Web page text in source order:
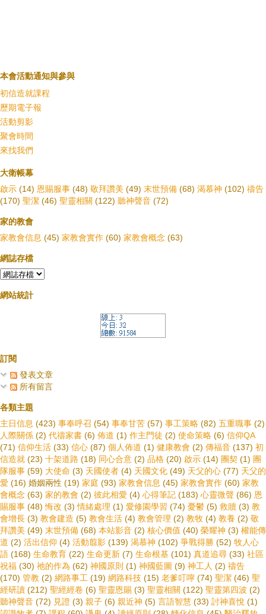
本會活動通知與參與
初信造就課程
歷期電子報
活動剪影
聚會時間
來找我們
大衛帳幕
啟示 (14) 恩賜服事 (48) 敬拜讚美 (49) 末世預備 (68) 渴慕神 (102) 禱告
(170) 聖潔 (46) 聖靈相關 (122) 聽神聲音 (72)
家的教會
家教會信息 (45) 家教會實作 (60) 家教會概念 (63)
網誌存檔
網站統計
訂閱
發表文章
所有留言
各類主題
主日信息 (423) 事奉呼召 (54) 事奉甘苦 (57) 事工策略 (82) 五重職事 (2)
人際關係 (2) 代禱家書 (6) 佈道 (1) 作主門徒 (2) 使命策略 (6) 信仰QA
(71) 信仰生活 (33) 信心 (87) 個人佈道 (1) 健康教會 (2) 傳福音 (137) 初
信造就 (23) 十架道路 (18) 同心合意 (2) 品格 (20) 啟示 (14) 團契 (1) 團
隊服事 (59) 大使命 (3) 天國使者 (4) 天國文化 (49) 天父的心 (77) 天父的
愛 (16) 婚姻兩性 (19) 家庭 (93) 家教會信息 (45) 家教會實作 (60) 家教
會概念 (63) 家的教會 (2) 彼此相愛 (4) 心得筆記 (183) 心靈微聲 (86) 恩
賜服事 (48) 悔改 (3) 情緒處理 (1) 愛修園學習 (74) 憂鬱 (5) 救贖 (3) 教
會增長 (3) 教會建造 (5) 教會生活 (4) 教會管理 (2) 教牧 (4) 教養 (2) 敬
拜讚美 (49) 末世預備 (68) 本站影音 (2) 核心價值 (40) 榮耀神 (3) 權能傳
道 (2) 活出信仰 (4) 活動翦影 (139) 渴慕神 (102) 爭戰得勝 (52) 牧人心
語 (168) 生命教育 (22) 生命更新 (7) 生命根基 (101) 真道追尋 (33) 社區
祝福 (30) 祂的作為 (62) 神國原則 (1) 神國藍圖 (9) 神工人 (2) 禱告
(170) 管教 (2) 網路事工 (19) 網路科技 (15) 老爹叮嚀 (74) 聖潔 (46) 聖
經研讀 (212) 聖經經卷 (6) 聖靈恩賜 (3) 聖靈相關 (122) 聖靈第四波 (2)
聽神聲音 (72) 見證 (3) 親子 (6) 親近神 (5) 言語智慧 (33) 討神喜悅 (1)